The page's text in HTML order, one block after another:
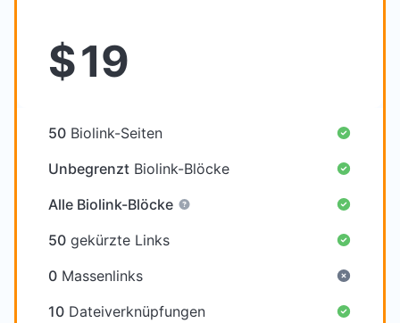
$19
50 Biolink-Seiten
Unbegrenzt Biolink-Blöcke
Alle Biolink-Blöcke
50 gekürzte Links
0 Massenlinks
10 Dateiverknüpfungen